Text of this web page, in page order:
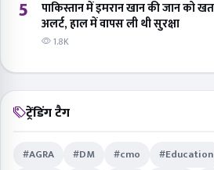
5
पाकिस्तान में इमरान खान की जान को
अलर्ट, हाल में वापस ली थी सुरक्षा
1.8K
ट्रेंडिंग टैग
#AGRA #DM #cmo #Education